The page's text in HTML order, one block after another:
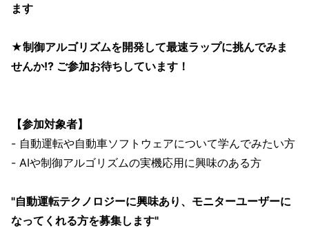
ます
★制御アルゴリズムを開発して最速ラップに挑んでみま
せんか!? ご参加お待ちしています！
【参加対象者】
- 自動運転や自動車ソフトウェアについて学んでみたい方
- AIや制御アルゴリズムの実機応用に興味のある方
"自動運転テクノロジーに興味あり、モニターユーザーに
なってくれる方を募集します"